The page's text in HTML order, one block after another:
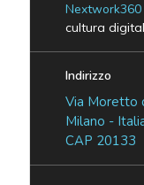
Nextwork360
cultura
Indirizzo
Via Moretto
Milano -
CAP 20133